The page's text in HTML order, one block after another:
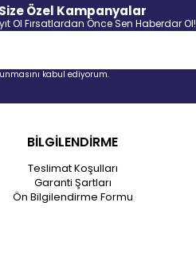
Size Özel Kampanyalar
Ol Fırsatlardan Önce Sen Haberdar Ol!
kabul ediyorum.
BİLGİLENDİRME
Teslimat Koşulları
Garanti Şartları
Ön Bilgilendirme Formu